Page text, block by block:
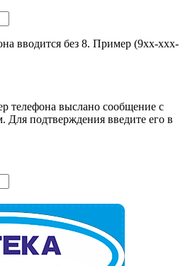
вводится без 8. Пример (9хх-ххх-
телефона выслано сообщение с
подтверждения введите его в